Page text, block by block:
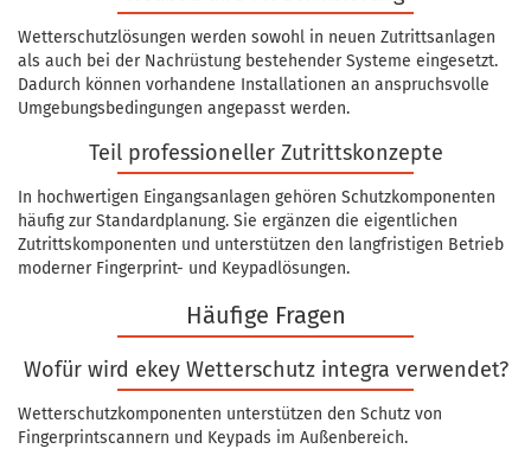
Wetterschutzlösungen werden sowohl in neuen Zutrittsanlagen
als auch bei der Nachrüstung bestehender Systeme eingesetzt.
Dadurch können vorhandene Installationen an anspruchsvolle
Umgebungsbedingungen angepasst werden.
Teil professioneller Zutrittskonzepte
In hochwertigen Eingangsanlagen gehören Schutzkomponenten
häufig zur Standardplanung. Sie ergänzen die eigentlichen
Zutrittskomponenten und unterstützen den langfristigen Betrieb
moderner Fingerprint- und Keypadlösungen.
Häufige Fragen
Wofür wird ekey Wetterschutz integra verwendet?
Wetterschutzkomponenten unterstützen den Schutz von
Fingerprintscannern und Keypads im Außenbereich.